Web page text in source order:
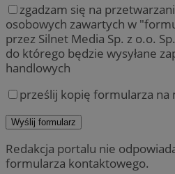
zgadzam się na
osobowych zawartych w
przez Silnet Media Sp. z o.o.
do którego będzie wysyłane
handlowych
prześlij kopię formularza na
Redakcja portalu nie
formularza kontaktowego.